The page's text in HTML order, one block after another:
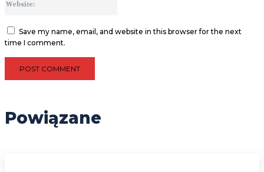
Save my name, email, and website in this browser for the next
time I comment.
Powiązane